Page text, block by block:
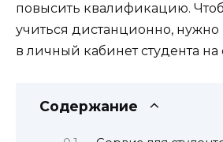
повысить квалификацию.
учиться дистанционно,
в личный кабинет студента на
Содержание